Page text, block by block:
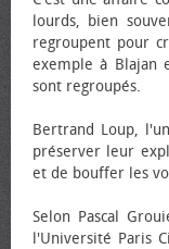
lourds, bien
regroupent pour
exemple à Blajan
sont regroupés.
Bertrand Loup,
préserver leur
et de bouffer les
Selon Pascal
l'Université Paris